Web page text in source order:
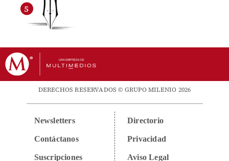
DERECHOS RESERVADOS © GRUPO MILENIO 2026
Newsletters
Contáctanos
Suscripciones
Directorio
Privacidad
Aviso Legal